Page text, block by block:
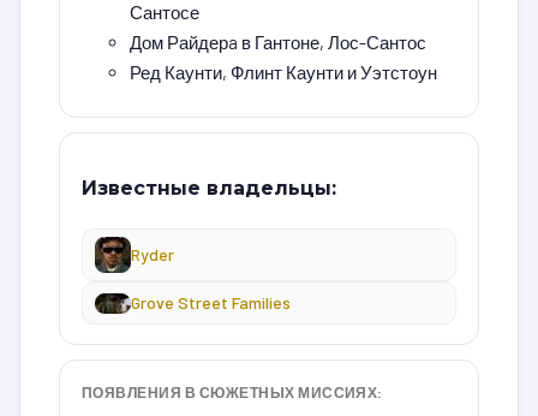
Сантосе
Дом Райдерa в Гантоне, Лос-Сантос
Ред Каунти, Флинт Каунти и Уэтстоун
Известные владельцы:
Ryder
Grove Street Families
ПОЯВЛЕНИЯ В СЮЖЕТНЫХ МИССИЯХ: